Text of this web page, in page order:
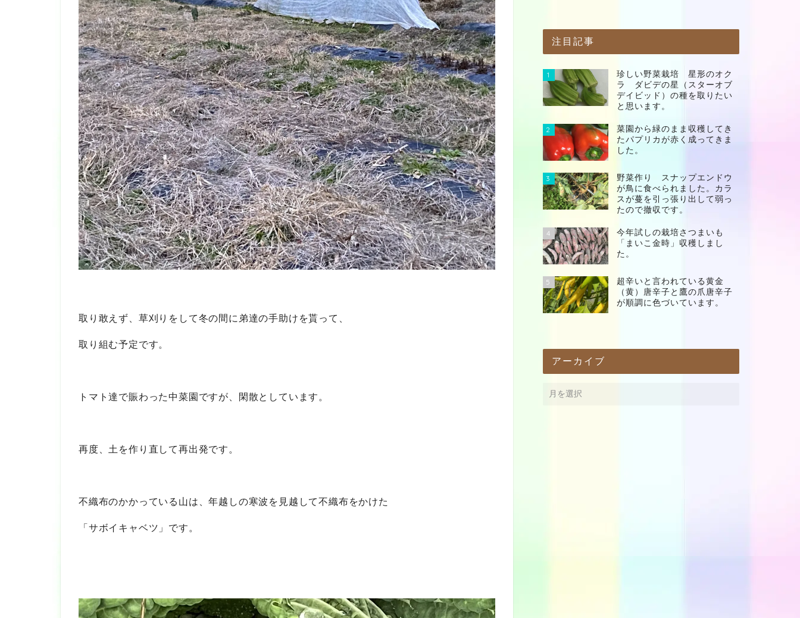
取り敢えず、草刈りをして冬の間に弟達の手助けを貰って、
取り組む予定です。
トマト達で賑わった中菜園ですが、閑散としています。
再度、土を作り直して再出発です。
不織布のかかっている山は、年越しの寒波を見越して不織布をかけた
「サボイキャベツ」です。
注目記事
1
珍しい野菜栽培 星形のオク
ラ ダビデの星（スターオブ
デイビッド）の種を取りたい
と思います。
2
菜園から緑のまま収穫してき
たパプリカが赤く成ってきま
した。
3
野菜作り スナップエンドウ
が鳥に食べられました。カラ
スが蔓を引っ張り出して弱っ
たので撤収です。
4
今年試しの栽培さつまいも
「まいこ金時」収穫しまし
た。
5
超辛いと言われている黄金
（黄）唐辛子と鷹の爪唐辛子
が順調に色づいています。
アーカイブ